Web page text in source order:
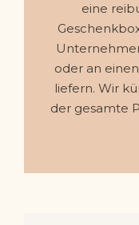
eine
oder an
liefern. Wir
der gesamte